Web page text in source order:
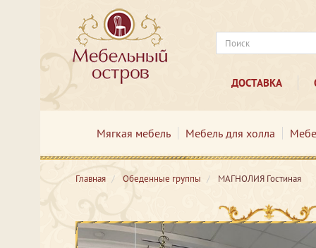
ДОСТАВКА
Мягкая мебель Мебель для холла
Главная Обеденные группы МАГНОЛИЯ Гостиная